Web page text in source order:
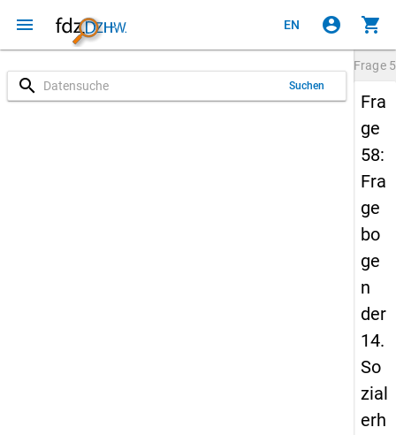
menu EN account_circle shopping_cart
search Suchen
Frage
Fra
ge
58:
Fra
ge
bo
ge
n
der
14.
So
zial
erh